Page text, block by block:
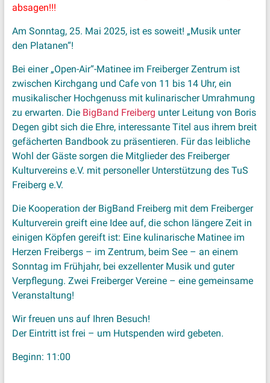
absagen!!!
Am Sonntag, 25. Mai 2025, ist es soweit! „Musik unter
den Platanen“!
Bei einer „Open-Air“-Matinee im Freiberger Zentrum ist
zwischen Kirchgang und Cafe von 11 bis 14 Uhr, ein
musikalischer Hochgenuss mit kulinarischer Umrahmung
zu erwarten. Die BigBand Freiberg unter Leitung von Boris
Degen gibt sich die Ehre, interessante Titel aus ihrem breit
gefächerten Bandbook zu präsentieren. Für das leibliche
Wohl der Gäste sorgen die Mitglieder des Freiberger
Kulturvereins e.V. mit personeller Unterstützung des TuS
Freiberg e.V.
Die Kooperation der BigBand Freiberg mit dem Freiberger
Kulturverein greift eine Idee auf, die schon längere Zeit in
einigen Köpfen gereift ist: Eine kulinarische Matinee im
Herzen Freibergs – im Zentrum, beim See – an einem
Sonntag im Frühjahr, bei exzellenter Musik und guter
Verpflegung. Zwei Freiberger Vereine – eine gemeinsame
Veranstaltung!
Wir freuen uns auf Ihren Besuch!
Der Eintritt ist frei – um Hutspenden wird gebeten.
Beginn: 11:00